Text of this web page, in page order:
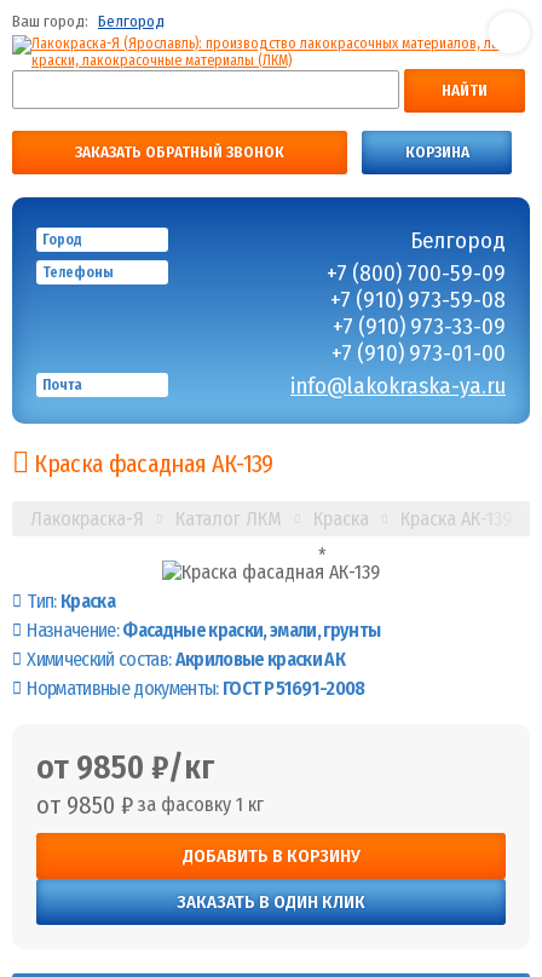
Ваш город: Белгород
НАЙТИ
ЗАКАЗАТЬ ОБРАТНЫЙ ЗВОНОК КОРЗИНА
Город Белгород
Телефоны
+7 (800) 700-59-09
+7 (910) 973-59-08
+7 (910) 973-33-09
+7 (910) 973-01-00
Почта info@lakokraska-ya.ru
Краска фасадная АК-139
Лакокраска-Я Каталог ЛКМ Краска Краска АК-139
Тип: Краска
Назначение:Фасадные краски, эмали, грунты
Химический состав:Акриловые краски АК
Нормативные документы: ГОСТ Р 51691-2008
от 9850 ₽/кг
от 9850 ₽ за фасовку 1 кг
ДОБАВИТЬ В КОРЗИНУ
ЗАКАЗАТЬ В ОДИН КЛИК